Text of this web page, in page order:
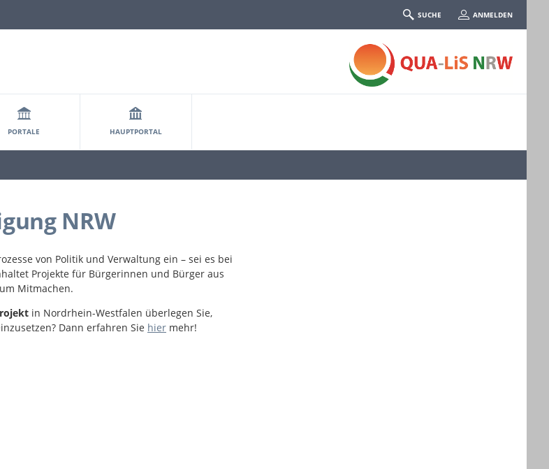
SUCHE ANMELDEN
PORTALE HAUPTPORTAL
NRW
von Politik und Verwaltung ein – sei es bei
Projekte für Bürgerinnen und Bürger aus
Mitmachen.
in Nordrhein-Westfalen überlegen Sie,
Dann erfahren Sie hier mehr!